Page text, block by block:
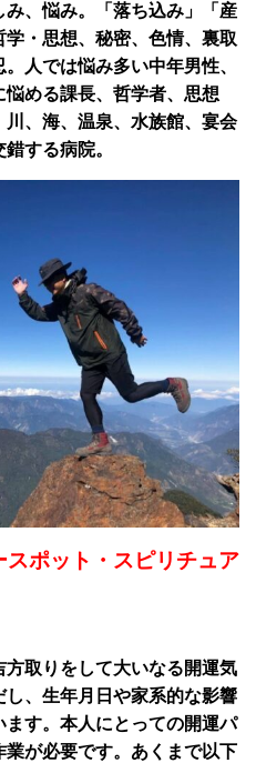
、悩み。「落ち込み」「産
・思想、秘密、色情、裏取
人では悩み多い中年男性、
める課長、哲学者、思想
、海、温泉、水族館、宴会
する病院。
スポット・スピリチュア
取りをして大いなる開運気
、生年月日や家系的な影響
す。本人にとっての開運パ
が必要です。あくまで以下